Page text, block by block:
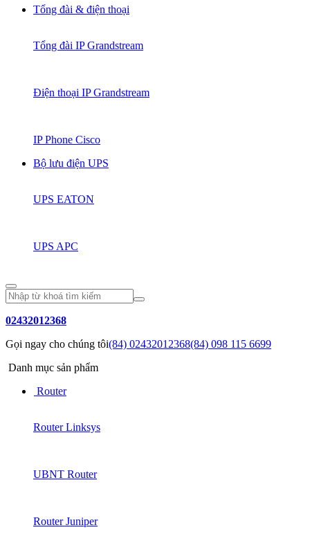
Tổng đài & điện thoại
Tổng đài IP Grandstream
Điện thoại IP Grandstream
IP Phone Cisco
Bộ lưu điện UPS
UPS EATON
UPS APC
02432012368
Gọi ngay cho chúng tôi(84) 02432012368(84) 098 115 6699
Danh mục sản phẩm
Router
Router Linksys
UBNT Router
Router Juniper